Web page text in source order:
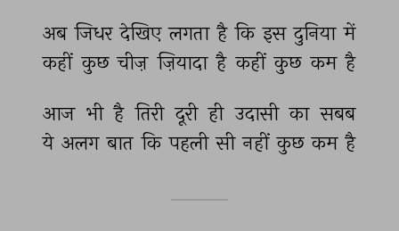
अब जिधर देखिए लगता है कि इस दुनिया में
कहीं कुछ चीज़ ज़ियादा है कहीं कुछ कम है
आज भी है तिरी दूरी ही उदासी का सबब
ये अलग बात कि पहली सी नहीं कुछ कम है